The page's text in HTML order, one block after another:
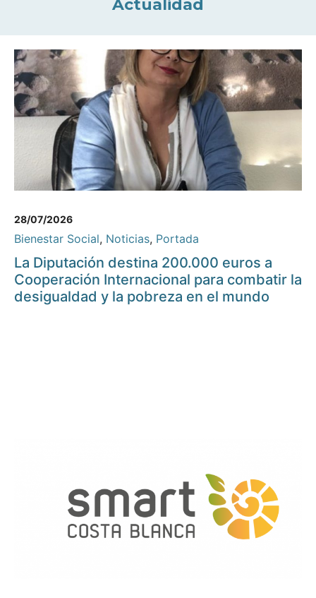
Actualidad
28/07/2026
Bienestar Social, Noticias, Portada
La Diputación destina 200.000 euros a
Cooperación Internacional para combatir la
desigualdad y la pobreza en el mundo